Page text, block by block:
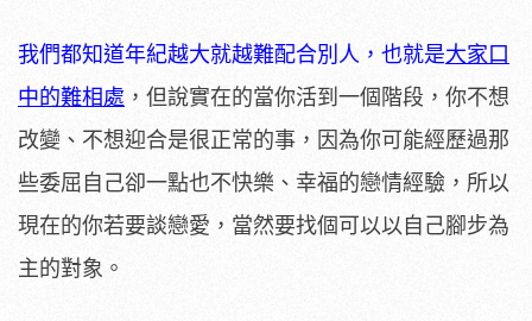
我們都知道年紀越大就越難配合別人，也就是大家口
中的難相處 ，但說實在的當你活到一個階段，你不想
改變、不想迎合是很正常的事，因為你可能經歷過那
些委屈自己卻一點也不快樂、幸福的戀情經驗，所以
現在的你若要談戀愛，當然要找個可以以自己腳步為
主的對象。